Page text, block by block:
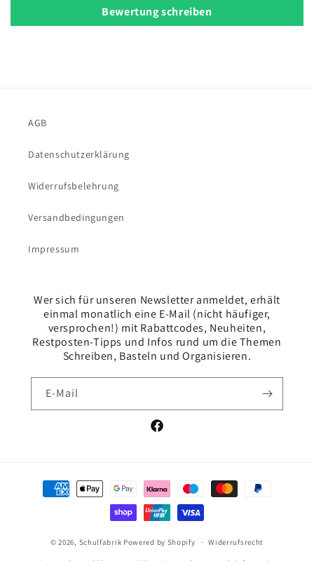
Bewertung schreiben
AGB
Datenschutzerklärung
Widerrufsbelehrung
Versandbedingungen
Impressum
Wer sich für unseren Newsletter anmeldet, erhält
einmal monatlich eine E-Mail (nicht häufiger,
versprochen!) mit Rabattcodes, Neuheiten,
Restposten-Tipps und Infos rund um die Themen
Schreiben, Basteln und Organisieren.
E-Mail
Facebook
Zahlungsmethoden
© 2026, Schulfabrik Powered by Shopify Widerrufsrecht